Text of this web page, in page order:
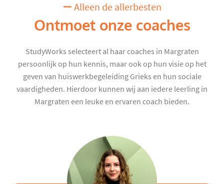
Alleen de allerbesten
Ontmoet onze coaches
StudyWorks selecteert al haar coaches in Margraten
persoonlijk op hun kennis, maar ook op hun visie op het
geven van huiswerkbegeleiding Grieks en hun sociale
vaardigheden. Hierdoor kunnen wij aan iedere leerling in
Margraten een leuke en ervaren coach bieden.